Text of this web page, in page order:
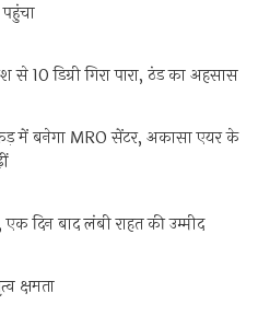
से 10 डिग्री गिरा पारा, ठंड का अहसास
में बनेगा MRO सेंटर, अकासा एयर के
एक दिन बाद लंबी राहत की उम्मीद
क्षमता